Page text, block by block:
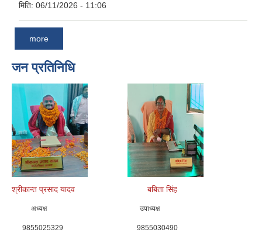
मिति: 06/11/2026 - 11:06
more
जन प्रतिनिधि
श्रीकान्त प्रसाद यादव बबिता सिंह
अध्यक्ष उपाध्यक्ष
9855025329 9855030490